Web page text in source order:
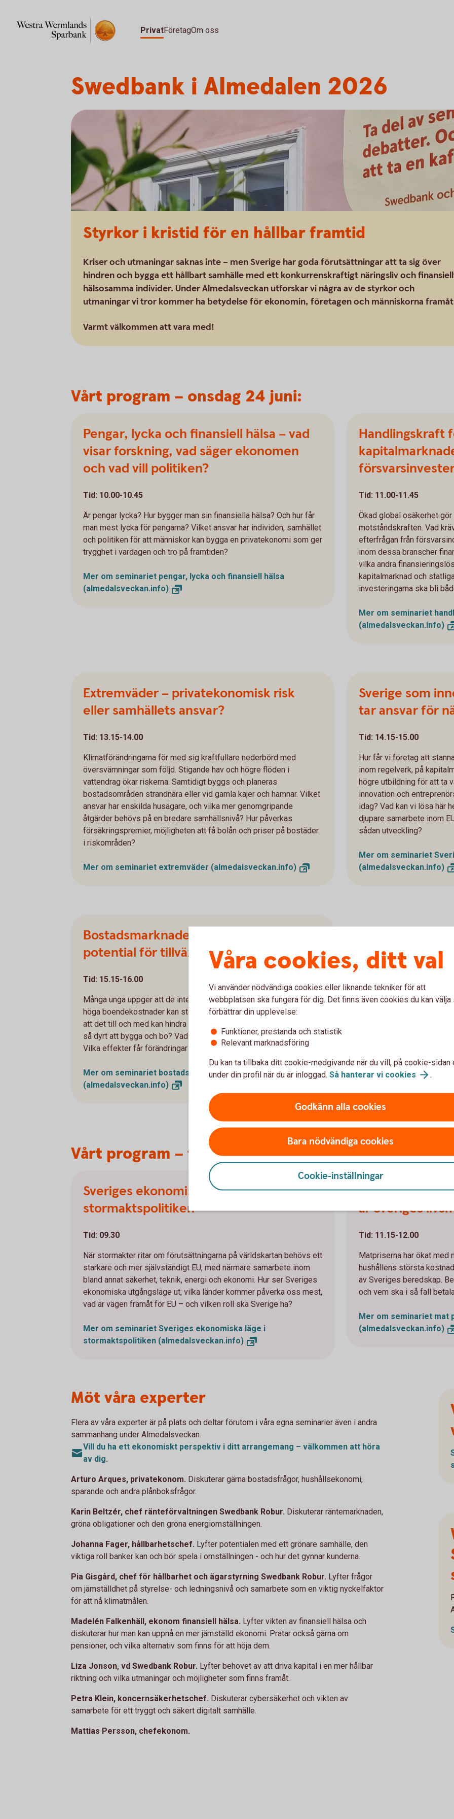
PrivatFöretagOm oss
Swedbank i Almedalen 2026
Styrkor i kristid för en hållbar framtid
Kriser och utmaningar saknas inte – men Sverige har goda förutsättningar att ta sig över
hindren och bygga ett hållbart samhälle med ett konkurrenskraftigt näringsliv och
hälsosamma individer. Under Almedalsveckan utforskar vi några av de styrkor och
utmaningar vi tror kommer ha betydelse för ekonomin, företagen och människorna
Varmt välkommen att vara med!
Vårt program – onsdag 24 juni:
Pengar, lycka och finansiell hälsa – vad
visar forskning, vad säger ekonomen
och vad vill politiken?
Tid: 10.00-10.45
Är pengar lycka? Hur bygger man sin finansiella hälsa? Och hur får
man mest lycka för pengarna? Vilket ansvar har individen, samhället
och politiken för att människor kan bygga en privatekonomi som ger
trygghet i vardagen och tro på framtiden?
Mer om seminariet pengar, lycka och finansiell hälsa
(almedalsveckan.info)
Handlingskraft
Tid: 11.00-11.45
Ökad global osäkerhet
motståndskraften. Vad
efterfrågan från
inom dessa branscher
vilka andra
kapitalmarknad och
investeringarna ska bli
Mer om seminariet
(almedalsveckan.info)
Extremväder – privatekonomisk risk
eller samhällets ansvar?
Tid: 13.15-14.00
Klimatförändringarna för med sig kraftfullare nederbörd med
översvämningar som följd. Stigande hav och högre flöden i
vattendrag ökar riskerna. Samtidigt byggs och planeras
bostadsområden strandnära eller vid gamla kajer och hamnar. Vilket
ansvar har enskilda husägare, och vilka mer genomgripande
åtgärder behövs på en bredare samhällsnivå? Hur påverkas
försäkringspremier, möjligheten att få bolån och priser på bostäder
i riskområden?
Mer om seminariet extremväder (almedalsveckan.info)
Sverige som
tar ansvar för
Tid: 14.15-15.00
Hur får vi företag att
inom regelverk, på
högre utbildning för att ta
innovation och
idag? Vad kan vi lösa här
djupare samarbete inom
sådan utveckling?
Mer om seminariet
(almedalsveckan.info)
Bostadsmarknaden – broms eller
potential för tillväxt?
Tid: 15.15-16.00
Många unga uppger att de inte har råd att flytta hemifrån och tror att
höga boendekostnader kan stå i vägen för arbete och studier – och
att det till och med kan hindra dem från att bilda familj. Varför är det
så dyrt att bygga och bo? Vad behöver förändras i regelverken?
Vilka effekter får förändringar i amorteringskrav och lånetak?
Mer om seminariet bostadsmarknaden
(almedalsveckan.info)
Vårt program – torsdag 25 juni:
Sveriges ekonomiska läge i
stormaktspolitiken
Tid: 09.30
När stormakter ritar om förutsättningarna på världskartan behövs ett
starkare och mer självständigt EU, med närmare samarbete inom
bland annat säkerhet, teknik, energi och ekonomi. Hur ser Sveriges
ekonomiska utgångsläge ut, vilka länder kommer påverka oss mest,
vad är vägen framåt för EU – och vilken roll ska Sverige ha?
Mer om seminariet Sveriges ekonomiska läge i
stormaktspolitiken (almedalsveckan.info)
Mat, pengar
är Sveriges
Tid: 11.15-12.00
Matpriserna har ökat med
hushållens största
av Sveriges beredskap.
och vem ska i så fall
Mer om seminariet mat
(almedalsveckan.info)
Möt våra experter
Flera av våra experter är på plats och deltar förutom i våra egna seminarier även i andra
sammanhang under Almedalsveckan.
Vill du ha ett ekonomiskt perspektiv i ditt arrangemang – välkommen att höra
av dig.
Arturo Arques, privatekonom. Diskuterar gärna bostadsfrågor, hushållsekonomi,
sparande och andra plånboksfrågor.
Karin Beltzér, chef ränteförvaltningen Swedbank Robur. Diskuterar räntemarknaden,
gröna obligationer och den gröna energiomställningen.
Johanna Fager, hållbarhetschef. Lyfter potentialen med ett grönare samhälle, den
viktiga roll banker kan och bör spela i omställningen - och hur det gynnar kunderna.
Pia Gisgård, chef för hållbarhet och ägarstyrning Swedbank Robur. Lyfter frågor
om jämställdhet på styrelse- och ledningsnivå och samarbete som en viktig nyckelfaktor
för att nå klimatmålen.
Madelén Falkenhäll, ekonom finansiell hälsa. Lyfter vikten av finansiell hälsa och
diskuterar hur man kan uppnå en mer jämställd ekonomi. Pratar också gärna om
pensioner, och vilka alternativ som finns för att höja dem.
Liza Jonson, vd Swedbank Robur. Lyfter behovet av att driva kapital i en mer hållbar
riktning och vilka utmaningar och möjligheter som finns framåt.
Petra Klein, koncernsäkerhetschef. Diskuterar cybersäkerhet och vikten av
samarbete för ett tryggt och säkert digitalt samhälle.
Mattias Persson, chefekonom.
Våra cookies, ditt val
Vi använder nödvändiga cookies eller liknande tekniker för att
webbplatsen ska fungera för dig. Det finns även cookies du kan välja
förbättrar din upplevelse:
Funktioner, prestanda och statistik
Relevant marknadsföring
Du kan ta tillbaka ditt cookie-medgivande när du vill, på cookie-sidan
under din profil när du är inloggad. Så hanterar vi cookies .
Godkänn alla cookies
Bara nödvändiga cookies
Cookie-inställningar